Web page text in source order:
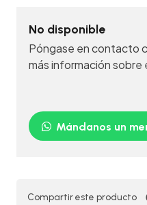
No disponible
Póngase en contacto
más información
Mándanos un
Compartir este producto